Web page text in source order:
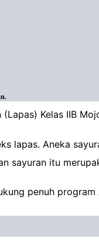
Kelas IIB
lapas. Aneka
sayuran itu
penuh